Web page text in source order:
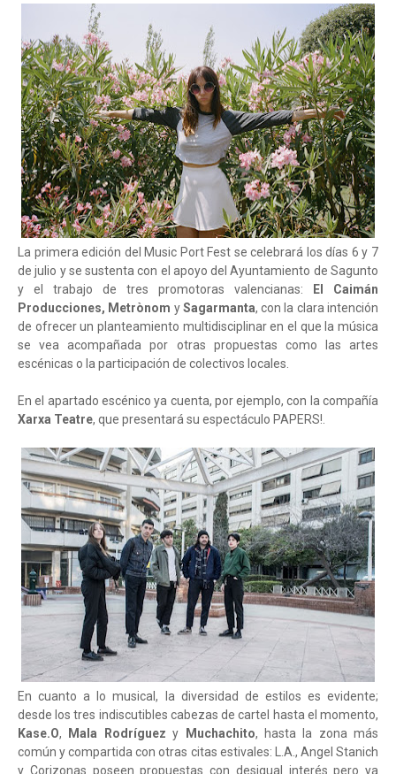
La primera edición del Music Port Fest se celebrará los días 6 y 7
de julio y se sustenta con el apoyo del Ayuntamiento de Sagunto
y el trabajo de tres promotoras valencianas:
El Caimán
Producciones, Metrònom ySagarmanta, con la clara intención
de ofrecer un planteamiento multidisciplinar en el que la música
se vea acompañada por otras propuestas como las artes
escénicas o la participación de colectivos locales.
En el apartado escénico ya cuenta, por ejemplo, con la compañía
Xarxa Teatre, que presentará su espectáculo PAPERS!.
En cuanto a lo musical, la diversidad de estilos es evidente;
desde los tres indiscutibles cabezas de cartel hasta el momento,
Kase.O, Mala Rodríguez y Muchachito, hasta la zona más
común y compartida con otras citas estivales: L.A., Angel Stanich
y Corizonas poseen propuestas con desigual interés pero ya